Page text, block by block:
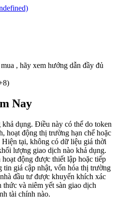
tài sản thế chấp
, hãy xem hướng dẫn đầy đủ
Nay
dụng. Điều này có thể do token
hoạt động thị trường hạn chế hoặc
tại, không có dữ liệu giá thời
lượng giao dịch nào khả dụng.
động được thiết lập hoặc tiếp
tin giá cập nhật, vốn hóa thị trường
đầu tư được khuyến khích xác
và niêm yết sàn giao dịch
tài chính nào.